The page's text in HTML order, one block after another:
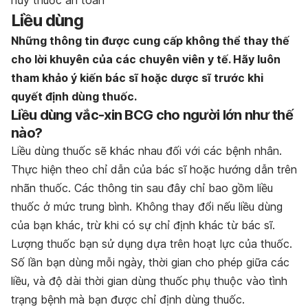
Liều dùng
Những thông tin được cung cấp không thể thay thế
cho lời khuyên của các chuyên viên y tế. Hãy luôn
tham khảo ý kiến bác sĩ hoặc dược sĩ trước khi
quyết định dùng thuốc.
Liều dùng vắc-xin BCG cho người lớn như thế
nào?
Liều dùng thuốc sẽ khác nhau đối với các bệnh nhân.
Thực hiện theo chỉ dẫn của bác sĩ hoặc hướng dẫn trên
nhãn thuốc. Các thông tin sau đây chỉ bao gồm liều
thuốc ở mức trung bình. Không thay đổi nếu liều dùng
của bạn khác, trừ khi có sự chỉ định khác từ bác sĩ.
Lượng thuốc bạn sử dụng dựa trên hoạt lực của thuốc.
Số lần bạn dùng mỗi ngày, thời gian cho phép giữa các
liều, và độ dài thời gian dùng thuốc phụ thuộc vào tình
trạng bệnh mà bạn được chỉ định dùng thuốc.